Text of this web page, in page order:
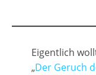
Eigentlich
„Der Geruch